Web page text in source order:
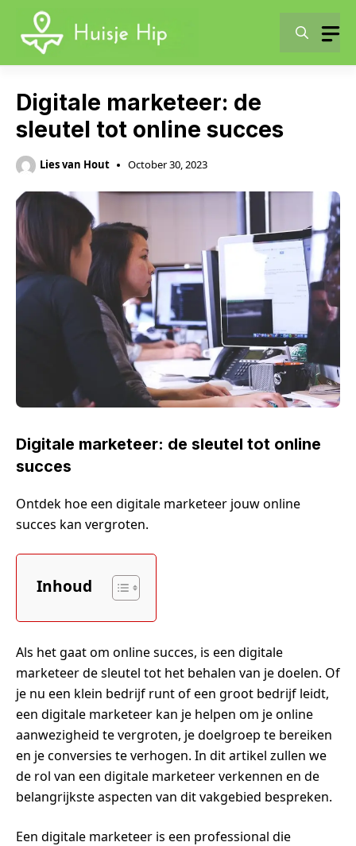
content
Digitale marketeer: de
sleutel tot online succes
Lies van Hout October 30, 2023
Digitale marketeer: de sleutel tot online
succes
Ontdek hoe een digitale marketeer jouw online
succes kan vergroten.
Inhoud
Als het gaat om online succes, is een digitale
marketeer de sleutel tot het behalen van je doelen. Of
je nu een klein bedrijf runt of een groot bedrijf leidt,
een digitale marketeer kan je helpen om je online
aanwezigheid te vergroten, je doelgroep te bereiken
en je conversies te verhogen. In dit artikel zullen we
de rol van een digitale marketeer verkennen en de
belangrijkste aspecten van dit vakgebied bespreken.
Een digitale marketeer is een professional die